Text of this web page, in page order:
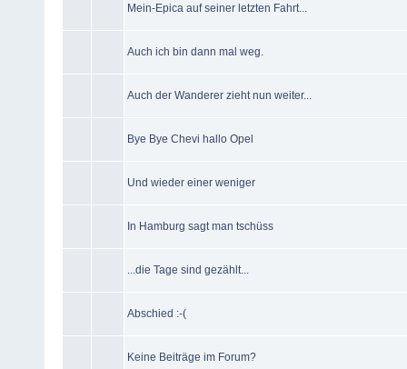
Mein-Epica auf seiner letzten Fahrt...
Auch ich bin dann mal weg.
Auch der Wanderer zieht nun weiter...
Bye Bye Chevi hallo Opel
Und wieder einer weniger
In Hamburg sagt man tschüss
...die Tage sind gezählt...
Abschied :-(
Keine Beiträge im Forum?